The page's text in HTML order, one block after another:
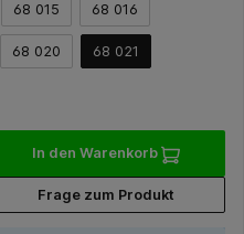
68 015 68 016
68 020 68 021
In den Warenkorb
Frage zum Produkt